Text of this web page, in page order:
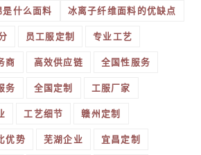
是什么面料 冰离子纤维面料的优缺点
员工服定制 专业工艺
商 高效供应链 全国性服务
务 全国定制 工服厂家
工艺细节 赣州定制
优势 芜湖企业 宜昌定制